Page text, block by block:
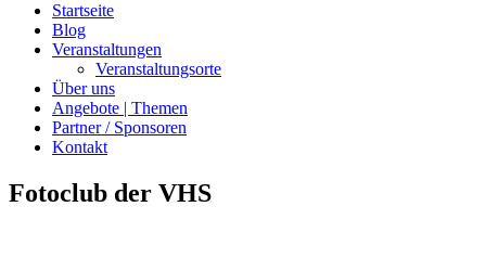
Startseite
Blog
Veranstaltungen
Veranstaltungsorte
Über uns
Angebote | Themen
Partner / Sponsoren
Kontakt
Fotoclub der VHS